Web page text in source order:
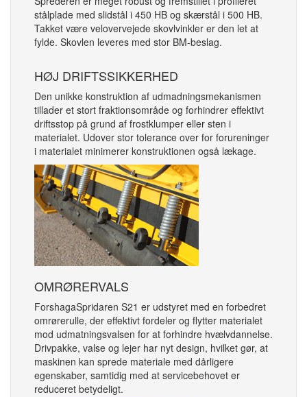
stålplade med slidstål i 450 HB og skærstål i 500 HB.
Takket være velovervejede skovlvinkler er den let at
fylde. Skovlen leveres med stor BM-beslag.
HØJ DRIFTSSIKKERHED
Den unikke konstruktion af udmadningsmekanismen
tillader et stort fraktionsområde og forhindrer effektivt
driftsstop på grund af frostklumper eller sten i
materialet. Udover stor tolerance over for forureninger
i materialet minimerer konstruktionen også lækage.
OMRØRERVALS
ForshagaSpridaren S21 er udstyret med en forbedret
omrørerulle, der effektivt fordeler og flytter materialet
mod udmatningsvalsen for at forhindre hvælvdannelse.
Drivpakke, valse og lejer har nyt design, hvilket gør, at
maskinen kan sprede materiale med dårligere
egenskaber, samtidig med at servicebehovet er
reduceret betydeligt.